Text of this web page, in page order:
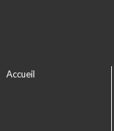
Accueil